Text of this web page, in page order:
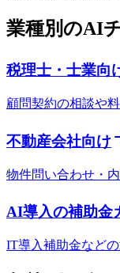
業種別のAI
税理士・士業向
顧問契約の相談や
不動産会社向け
物件問い合わせ・
AI導入の補助金
IT導入補助金など